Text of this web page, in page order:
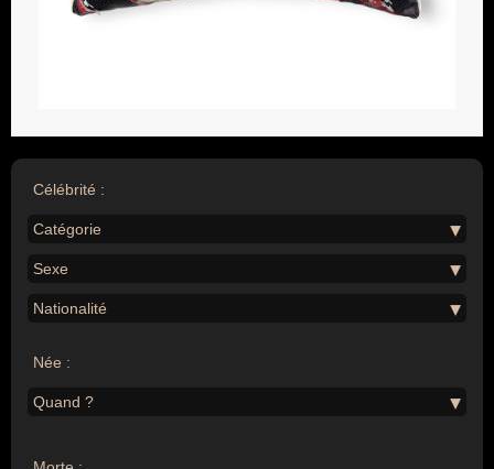
Célébrité :
Catégorie
Sexe
Nationalité
Née :
Quand ?